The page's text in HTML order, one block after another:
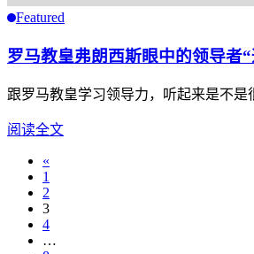
Featured
罗马教皇弗朗西斯眼中的领导者
跟罗马教皇学习领导力，听起来是不是
阅读全文
«
1
2
3
4
…